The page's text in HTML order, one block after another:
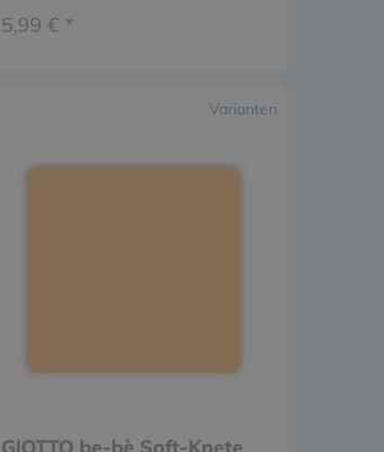
5,99 € *
Varianten
GIOTTO be-bè Soft-Knete